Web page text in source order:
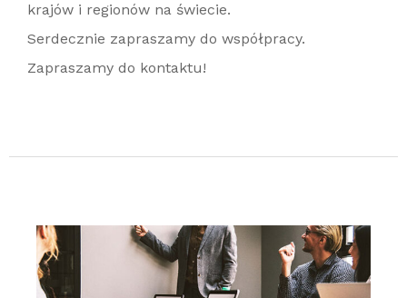
krajów i regionów na świecie.
Serdecznie zapraszamy do współpracy.
Zapraszamy do kontaktu!